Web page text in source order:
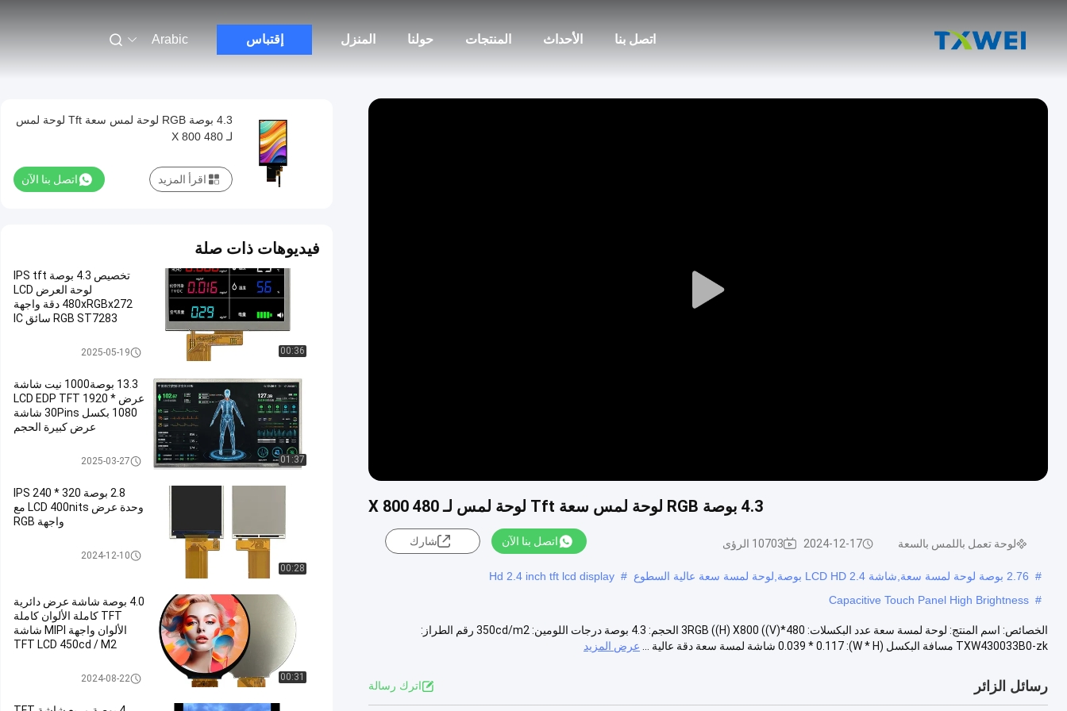
المنزل حولنا المنتجات الأحداث اتصل بنا إقتباس Arabic
Play
4.3 بوصة RGB لوحة لمس سعة Tft لوحة لمس لـ 480 X 800
لوحة تعمل باللمس بالسعة 2024-12-17 10703 الرؤى اتصل بنا الآن شارك
# 2.76 بوصة لوحة لمسة سعة,شاشة LCD HD 2.4 بوصة,لوحة لمسة سعة عالية السطوع #
Hd 2.4 inch tft lcd display
#
Capacitive Touch Panel High Brightness
الخصائص: اسم المنتج: لوحة لمسة سعة عدد البكسلات: 480*3RGB ((H) X800 ((V) الحجم: 4.3 بوصة درجات اللومين: 350cd/m2 رقم الطراز:
TXW430033B0-zk مسافة البكسل (W * H): 0.039 * 0.117 شاشة لمسة سعة دقة عالية ...
عرض المزيد
رسائل الزائر اترك رسالة
4.3 بوصة RGB لوحة لمس سعة Tft لوحة لمس
لـ 480 X 800
اتصل بنا الآن اقرأ المزيد
فيديوهات ذات صلة
00:36
تخصيص 4.3 بوصة IPS tft
لوحة العرض LCD
480xRGBx272 دقة واجهة
RGB ST7283 سائق IC
شاشة LCD 4 بوصات
2025-05-19
01:37
13.3 بوصة1000 نيت شاشة
عرض LCD EDP TFT 1920 *
1080 بكسل 30Pins شاشة
عرض كبيرة الحجم
2025-03-27
00:28
2.8 بوصة IPS 240 * 320
وحدة عرض LCD 400nits مع
واجهة RGB
2024-12-10
00:31
4.0 بوصة شاشة عرض دائرية
TFT كاملة الألوان كاملة
الألوان واجهة MIPI شاشة
TFT LCD 450cd / M2
شاشة TFT LCD مستديرة
2024-08-22